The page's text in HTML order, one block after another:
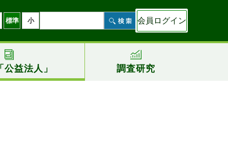
標準 小 会員ログイン
益法人」 調査研究